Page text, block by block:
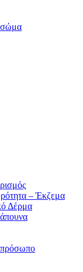
σώμα
– Έκζεμα
Δέρμα